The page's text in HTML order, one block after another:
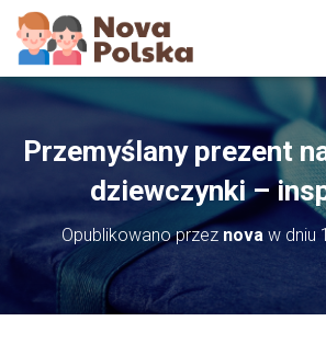
Przemyślany prezent
dziewczynki –
Opublikowano przez nova w dniu